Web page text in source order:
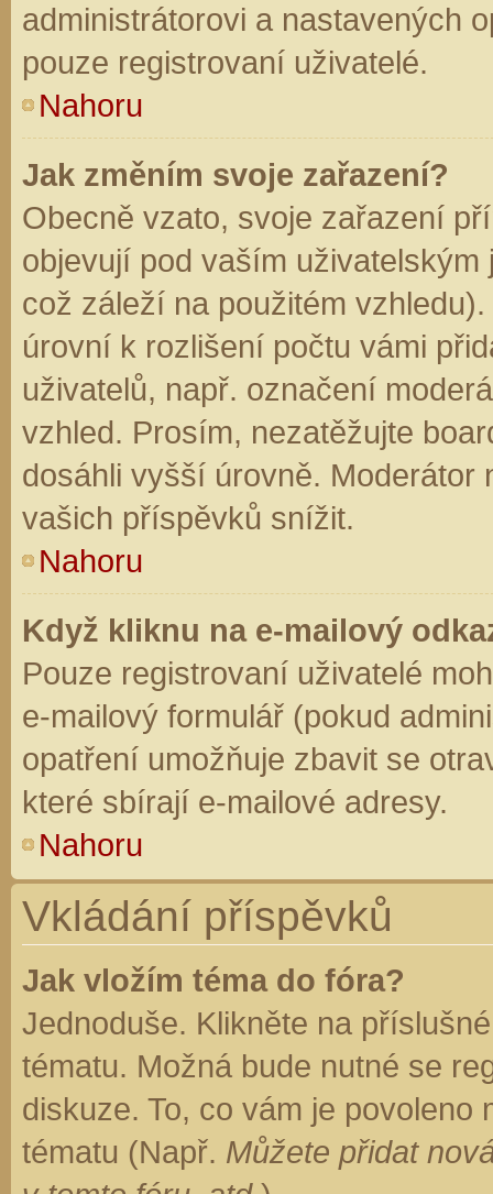
administrátorovi a nastavených
pouze registrovaní uživatelé.
Nahoru
Jak změním svoje zařazení?
Obecně vzato, svoje zařazení
objevují pod vaším
což záleží na použitém
úrovní k rozlišení počtu vámi
uživatelů, např. označení
vzhled. Prosím, nezatěžujte
dosáhli vyšší úrovně. Moderátor
vašich příspěvků snížit.
Nahoru
Když kliknu na e-mailový
Pouze registrovaní uživatelé
e-mailový formulář (pokud
opatření umožňuje zbavit se
které sbírají e-mailové adresy.
Nahoru
Vkládání příspěvků
Jak vložím téma do fóra?
Jednoduše. Klikněte na
tématu. Možná bude nutné se
diskuze. To, co vám je
tématu (Např. Můžete přidat